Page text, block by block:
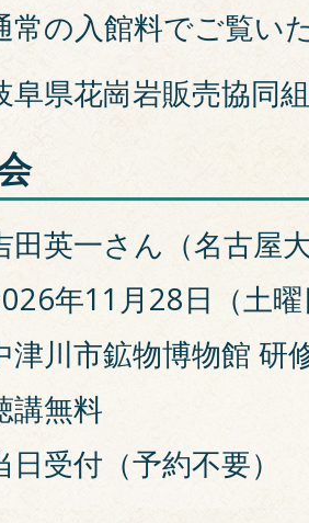
常の入館料でご覧い
阜県花崗岩販売協同
田英一さん（名古屋
年11月28日（土
津川市鉱物博物館 研
講無料
日受付（予約不要）